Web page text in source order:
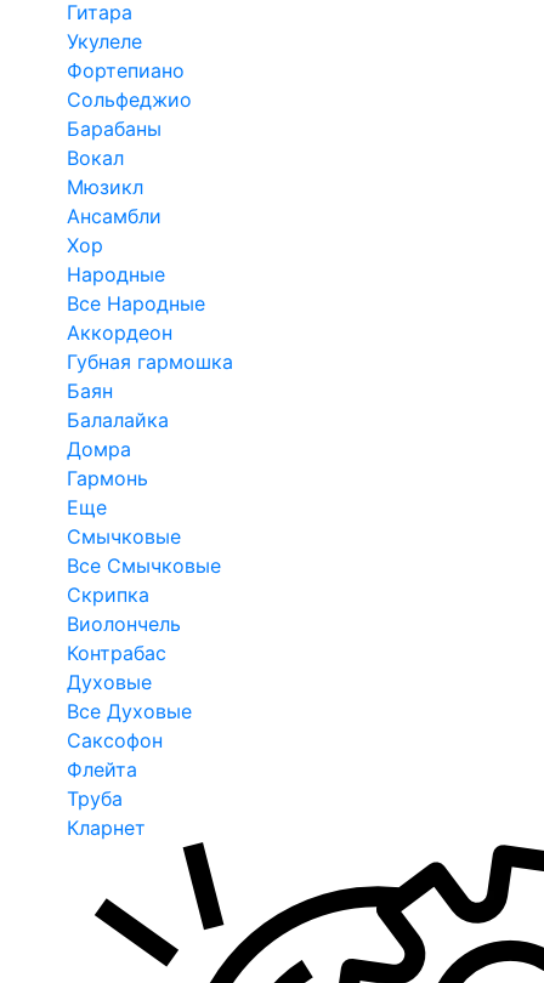
Гитара
Укулеле
Фортепиано
Сольфеджио
Барабаны
Вокал
Мюзикл
Ансамбли
Хор
Народные
Все Народные
Аккордеон
Губная гармошка
Баян
Балалайка
Домра
Гармонь
Еще
Смычковые
Все Смычковые
Скрипка
Виолончель
Контрабас
Духовые
Все Духовые
Саксофон
Флейта
Труба
Кларнет